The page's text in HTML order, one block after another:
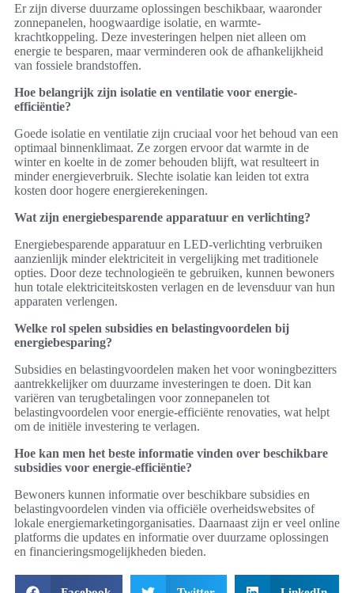
Er zijn diverse duurzame oplossingen beschikbaar, waaronder
zonnepanelen, hoogwaardige isolatie, en warmte-
krachtkoppeling. Deze investeringen helpen niet alleen om
energie te besparen, maar verminderen ook de afhankelijkheid
van fossiele brandstoffen.
Hoe belangrijk zijn isolatie en ventilatie voor energie-
efficiëntie?
Goede isolatie en ventilatie zijn cruciaal voor het behoud van een
optimaal binnenklimaat. Ze zorgen ervoor dat warmte in de
winter en koelte in de zomer behouden blijft, wat resulteert in
minder energieverbruik. Slechte isolatie kan leiden tot extra
kosten door hogere energierekeningen.
Wat zijn energiebesparende apparatuur en verlichting?
Energiebesparende apparatuur en LED-verlichting verbruiken
aanzienlijk minder elektriciteit in vergelijking met traditionele
opties. Door deze technologieën te gebruiken, kunnen bewoners
hun totale elektriciteitskosten verlagen en de levensduur van hun
apparaten verlengen.
Welke rol spelen subsidies en belastingvoordelen bij
energiebesparing?
Subsidies en belastingvoordelen maken het voor woningbezitters
aantrekkelijker om duurzame investeringen te doen. Dit kan
variëren van terugbetalingen voor zonnepanelen tot
belastingvoordelen voor energie-efficiënte renovaties, wat helpt
om de initiële investering te verlagen.
Hoe kan men het beste informatie vinden over beschikbare
subsidies voor energie-efficiëntie?
Bewoners kunnen informatie over beschikbare subsidies en
belastingvoordelen vinden via officiële overheidswebsites of
lokale energiemarketingorganisaties. Daarnaast zijn er veel online
platforms die updates en informatie over duurzame oplossingen
en financieringsmogelijkheden bieden.